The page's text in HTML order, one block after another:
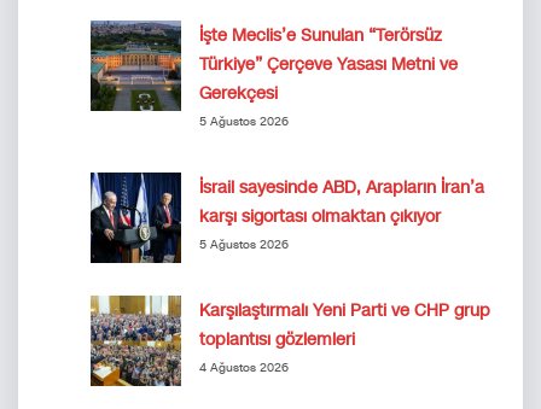
İşte Meclis’e Sunulan “Terörsüz
Türkiye” Çerçeve Yasası Metni ve
Gerekçesi
5 Ağustos 2026
İsrail sayesinde ABD, Arapların İran’a
karşı sigortası olmaktan çıkıyor
5 Ağustos 2026
Karşılaştırmalı Yeni Parti ve CHP grup
toplantısı gözlemleri
4 Ağustos 2026